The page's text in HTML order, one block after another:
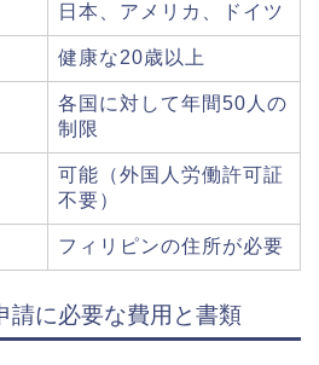
日本、アメリカ、ドイツ
健康な20歳以上
各国に対して年間50人の
制限
可能（外国人労働許可証
不要）
フィリピンの住所が必要
請に必要な費用と書類